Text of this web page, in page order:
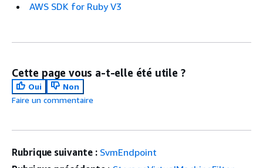
AWS SDK for Ruby V3
Cette page vous a-t-elle été utile ?
Oui
Non
Faire un commentaire
Rubrique suivante : SvmEndpoint